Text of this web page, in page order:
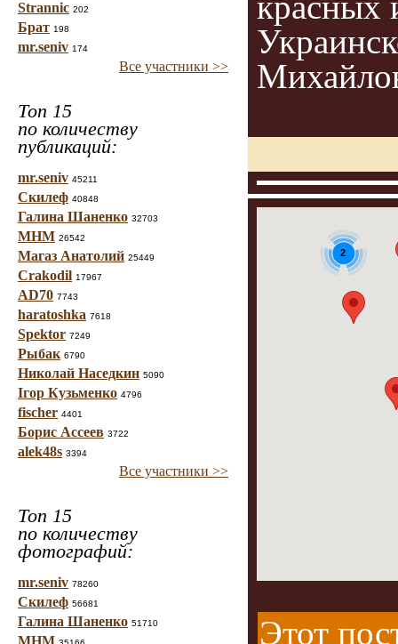
Strannic 202
Брат 198
mr.seniv 174
Все участники >>
Топ 15
по количеству
публикаций:
mr.seniv 45211
Скилеф 40848
Галина Шаненко 32703
МНМ 26542
Магаз Анатолий 25449
Crakodil 17967
AD70 7743
haratoshka 7618
Spektor 7249
Рыбак 6790
Николай Наседкин 5090
Ігор Кузьменко 4796
fischer 4401
Борис Ассеев 3722
alek48s 3394
Все участники >>
Топ 15
по количеству
фотографий:
mr.seniv 78260
Скилеф 56681
Галина Шаненко 51710
МНМ
2
Этот